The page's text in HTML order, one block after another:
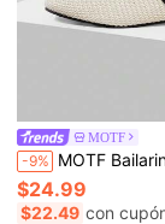
MOTF
-9% MOTF Bailarinas de rafia para mujer,
$24.99
$22.49 con